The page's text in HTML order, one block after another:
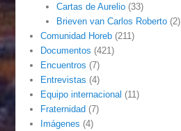
Cartas de Aurelio(33)
Brieven van Carlos Roberto(2)
Comunidad Horeb (211)
Documentos (421)
Encuentros (7)
Entrevistas (4)
Equipo internacional (11)
Fraternidad (7)
Imágenes (4)